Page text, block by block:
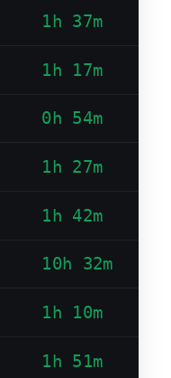
1h 37m
1h 17m
0h 54m
1h 27m
1h 42m
10h 32m
1h 10m
1h 51m